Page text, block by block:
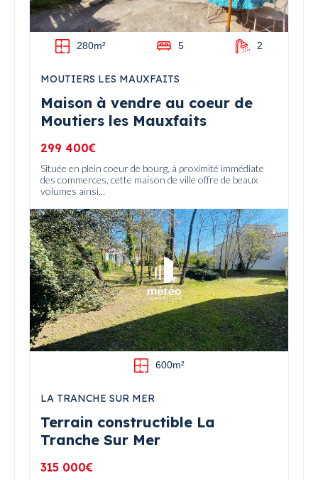
280m² 5 2
Maison à vendre au coeur de
Moutiers les Mauxfaits
MOUTIERS LES MAUXFAITS
299 400€
Située en plein coeur de bourg, à proximité immédiate
des commerces, cette maison de ville offre de beaux
volumes ainsi...
600m²
Terrain constructible La
Tranche Sur Mer
LA TRANCHE SUR MER
315 000€